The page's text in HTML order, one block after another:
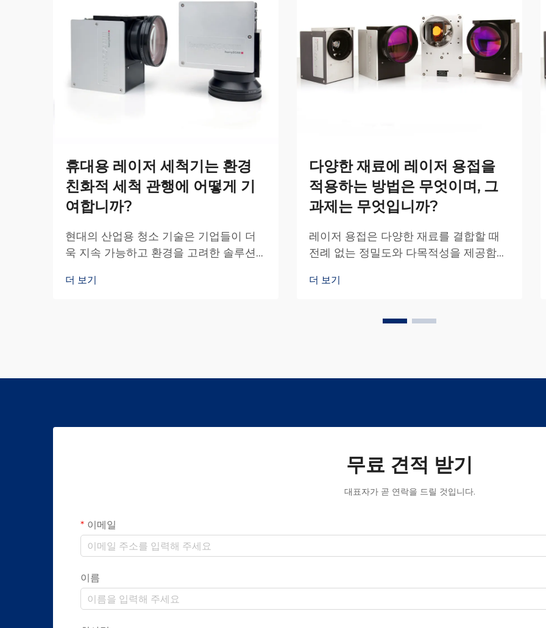
휴대용 레이저 세척기는 환경
친화적 세척 관행에 어떻게 기
여합니까?
현대의 산업용 청소 기술은 기업들이 더
욱 지속 가능하고 환경을 고려한 솔루션
있습니다. 전통적인 청소 방법은 종종 강
더 보기
다양한 재료에 레이저 용접을
적용하는 방법은 무엇이며, 그
과제는 무엇입니까?
레이저 용접은 다양한 재료를 결합할 때
전례 없는 정밀도와 다목적성을 제공함으
이 첨단 기술은 집속된 레이저 빔을 이용
접을 구현합니다.
더 보기
무료 견적 받기
대표자가 곧 연락을 드릴 것입니다.
이메일
이름